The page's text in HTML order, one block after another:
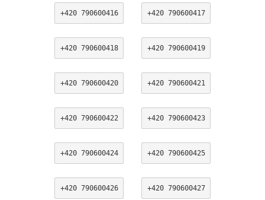
+420 790600416 +420 790600417
+420 790600418 +420 790600419
+420 790600420 +420 790600421
+420 790600422 +420 790600423
+420 790600424 +420 790600425
+420 790600426 +420 790600427